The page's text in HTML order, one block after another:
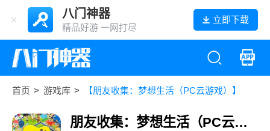
八门神器
精品好游 一网打尽
立即下载
首页 > 游戏库 > 【朋友收集：梦想生活（PC云游戏）】
朋友收集：梦想生活（PC云游戏）